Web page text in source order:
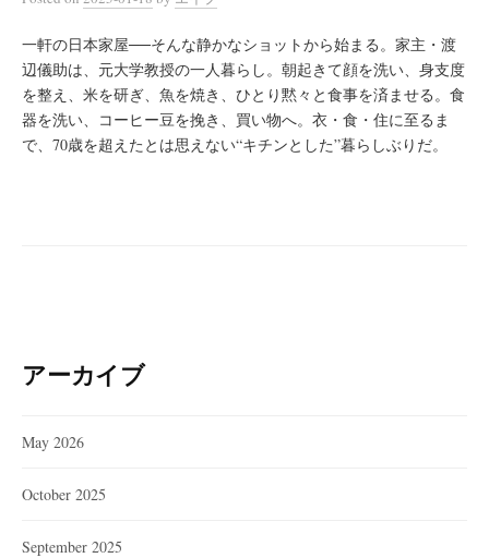
一軒の日本家屋──そんな静かなショットから始まる。家主・渡
辺儀助は、元大学教授の一人暮らし。朝起きて顔を洗い、身支度
を整え、米を研ぎ、魚を焼き、ひとり黙々と食事を済ませる。食
器を洗い、コーヒー豆を挽き、買い物へ。衣・食・住に至るま
で、70歳を超えたとは思えない“キチンとした”暮らしぶりだ。
アーカイブ
May 2026
October 2025
September 2025